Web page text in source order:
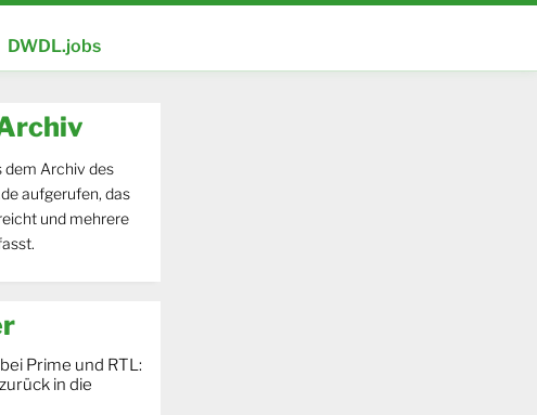
DWDL.jobs
dem Archiv des
aufgerufen, das
und mehrere
Prime und RTL:
in die